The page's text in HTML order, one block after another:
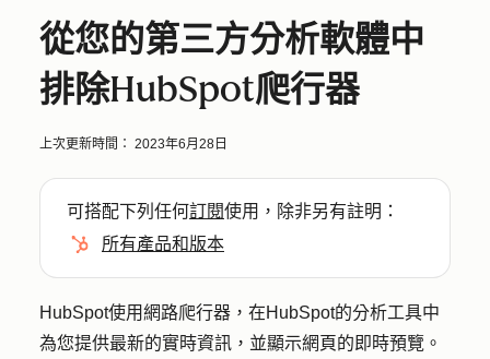
從您的第三方分析軟體中
排除HubSpot爬行器
上次更新時間： 2023年6月28日
可搭配下列任何訂閱使用，除非另有註明：
所有產品和版本
HubSpot使用網路爬行器，在HubSpot的分析工具中
為您提供最新的實時資訊，並顯示網頁的即時預覽。